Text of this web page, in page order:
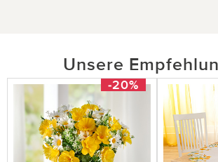
Unsere
-20%